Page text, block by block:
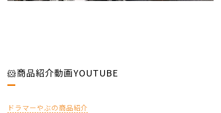
🐹商品紹介動画YOUTUBE
ドラマーやぶの商品紹介